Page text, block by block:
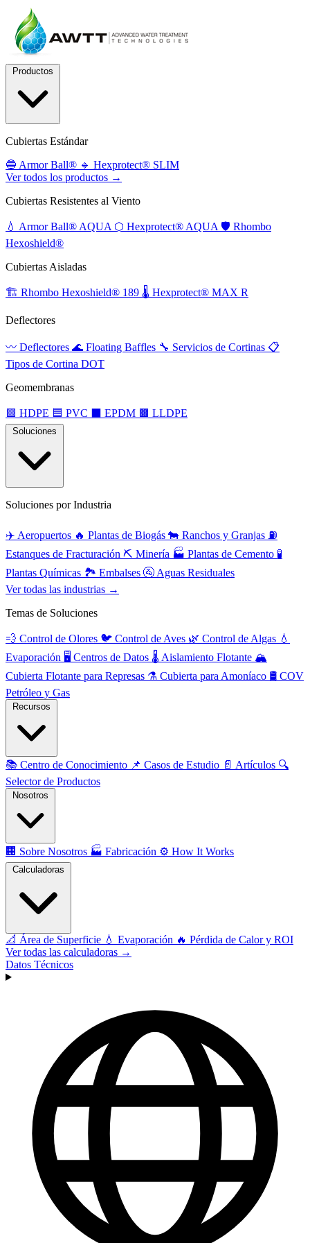
Cubiertas Estándar
🔵 Armor Ball® 🔹 Hexprotect® SLIM
Ver todos los productos →
Cubiertas Resistentes al Viento
💧 Armor Ball® AQUA ⬡ Hexprotect® AQUA 🛡️ Rhombo
Hexoshield®
Cubiertas Aisladas
🏗️ Rhombo Hexoshield® 189 🌡️ Hexprotect® MAX R
Deflectores
〰️ Deflectores 🌊 Floating Baffles 🔧 Servicios de Cortinas 📋
Tipos de Cortina DOT
Geomembranas
🟩 HDPE 🟦 PVC EPDM 🟫 LLDPE
Soluciones por Industria
✈️ Aeropuertos 🔥 Plantas de Biogás 🐄 Ranchos y Granjas ⛽
Estanques de Fracturación ⛏️ Minería 🏭 Plantas de Cemento 🧪
Plantas Químicas 🏞️ Embalses 🚰 Aguas Residuales
Ver todas las industrias →
Temas de Soluciones
💨 Control de Olores 🐦 Control de Aves 🌿 Control de Algas 💧
Evaporación 🖥️ Centros de Datos 🌡️ Aislamiento Flotante 🏔️
Cubierta Flotante para Represas ⚗️ Cubierta para Amoníaco 🛢️ COV
Petróleo y Gas
📚 Centro de Conocimiento 📌 Casos de Estudio 📄 Artículos 🔍
Selector de Productos
🏢 Sobre Nosotros 🏭 Fabricación ⚙️ How It Works
📐 Área de Superficie 💧 Evaporación 🔥 Pérdida de Calor y ROI
Ver todas las calculadoras →
Datos Técnicos